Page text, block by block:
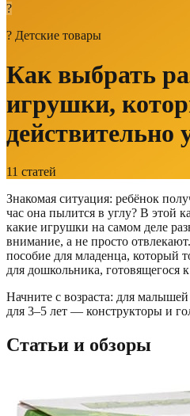
?
? Детские товары
Как выбрать
игрушки,
действительно
11 статей
Знакомая ситуация: ребёнок
час она пылится в углу? В этой
какие игрушки на самом деле
внимание, а не просто
пособие для младенца, который
для дошкольника, готовящегося
Начните с возраста: для
для 3–5 лет — конструкторы и
Статьи и обзоры